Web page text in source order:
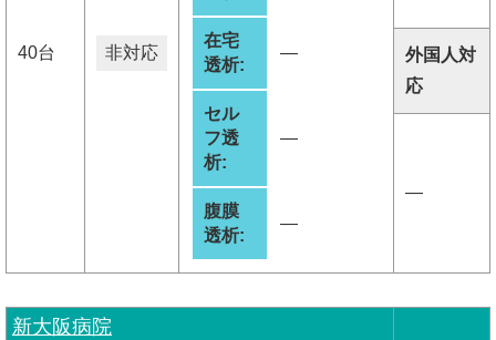
40台 非対応
在宅
透析:
―
セル
フ透
析:
―
腹膜
透析:
―
外国人対
応
―
新大阪病院